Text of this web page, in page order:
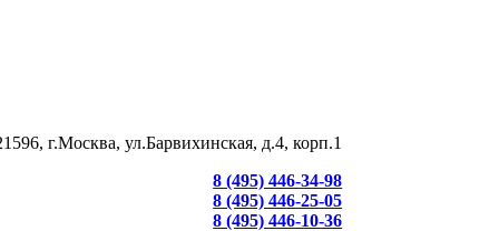
г.Москва, ул.Барвихинская, д.4, корп.1
8 (495) 446-34-98
8 (495) 446-25-05
8 (495) 446-10-36